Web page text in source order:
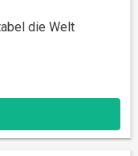
die Welt